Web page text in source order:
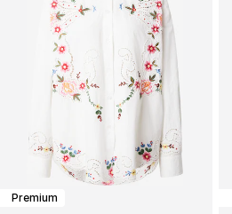
Premium